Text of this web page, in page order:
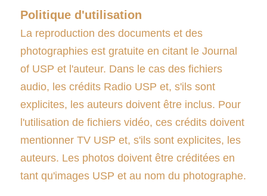
Politique d'utilisation
La reproduction des documents et des
photographies est gratuite en citant le Journal
of USP et l'auteur. Dans le cas des fichiers
audio, les crédits Radio USP et, s'ils sont
explicites, les auteurs doivent être inclus. Pour
l'utilisation de fichiers vidéo, ces crédits doivent
mentionner TV USP et, s'ils sont explicites, les
auteurs. Les photos doivent être créditées en
tant qu'images USP et au nom du photographe.